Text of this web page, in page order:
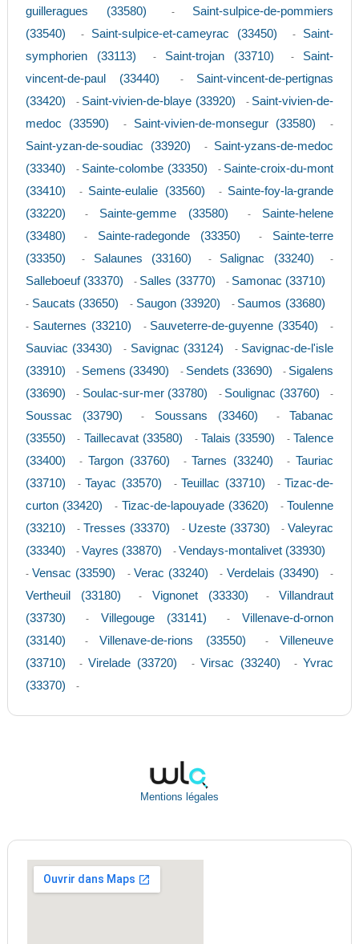
guilleragues (33580)
- Saint-sulpice-de-pommiers
(33540)
- Saint-sulpice-et-cameyrac (33450) - Saint-
symphorien (33113)
- Saint-trojan (33710) - Saint-
vincent-de-paul (33440)
- Saint-vincent-de-pertignas
(33420)
- Saint-vivien-de-blaye (33920) - Saint-vivien-de-
medoc (33590)
- Saint-vivien-de-monsegur (33580) -
Saint-yzan-de-soudiac (33920) - Saint-yzans-de-medoc
(33340)
- Sainte-colombe (33350) - Sainte-croix-du-mont
(33410)
- Sainte-eulalie (33560) - Sainte-foy-la-grande
(33220)
- Sainte-gemme (33580) - Sainte-helene
(33480)
- Sainte-radegonde (33350) - Sainte-terre
(33350)
- Salaunes (33160) - Salignac (33240) -
Salleboeuf (33370) - Salles (33770) - Samonac (33710)
- Saucats (33650) - Saugon (33920) - Saumos (33680)
- Sauternes (33210) - Sauveterre-de-guyenne (33540) -
Sauviac (33430) - Savignac (33124) - Savignac-de-l'isle
(33910)
- Semens (33490) - Sendets (33690) - Sigalens
(33690)
- Soulac-sur-mer (33780) - Soulignac (33760) -
Soussac (33790) - Soussans (33460) - Tabanac
(33550)
- Taillecavat (33580) - Talais (33590) - Talence
(33400)
- Targon (33760) - Tarnes (33240) - Tauriac
(33710)
- Tayac (33570) - Teuillac (33710) - Tizac-de-
curton (33420)
- Tizac-de-lapouyade (33620) - Toulenne
(33210)
- Tresses (33370) - Uzeste (33730) - Valeyrac
(33340)
- Vayres (33870) - Vendays-montalivet (33930)
- Vensac (33590) - Verac (33240) - Verdelais (33490) -
Vertheuil (33180) - Vignonet (33330) - Villandraut
(33730)
- Villegouge (33141) - Villenave-d-ornon
(33140)
- Villenave-de-rions (33550) - Villeneuve
(33710)
- Virelade (33720) - Virsac (33240) - Yvrac
(33370)
-
Mentions légales